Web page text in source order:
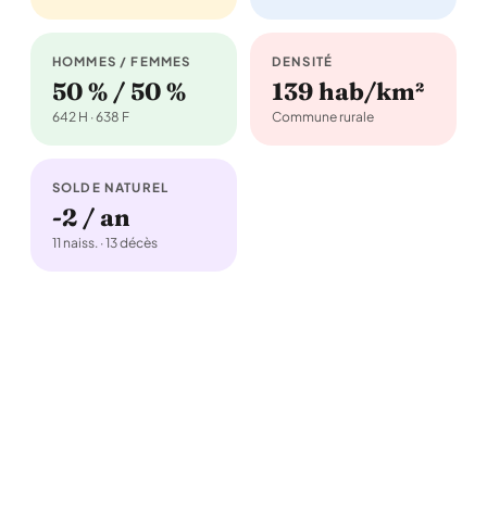
HOMMES / FEMMES
50 % / 50 %
642 H · 638 F
DENSITÉ
139 hab/km²
Commune rurale
SOLDE NATUREL
-2 / an
11 naiss. · 13 décès